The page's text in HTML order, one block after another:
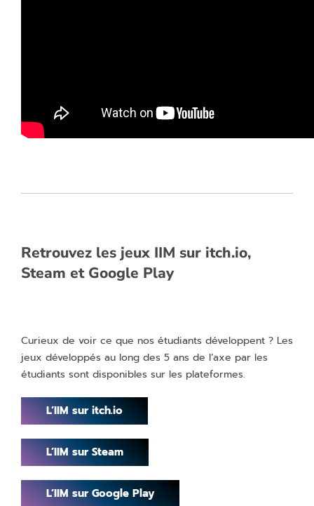
Retrouvez les jeux IIM sur itch.io,
Steam et Google Play
Curieux de voir ce que nos étudiants développent ? Les
jeux développés au long des 5 ans de l’axe par les
étudiants sont disponibles sur les plateformes.
L’IIM sur itch.io
L’IIM sur Steam
L’IIM sur Google Play